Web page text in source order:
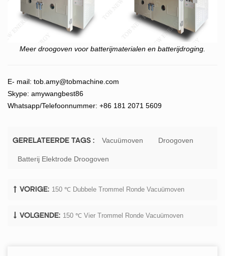
Meer droogoven voor batterijmaterialen en batterijdroging.
E- mail: tob.amy@tobmachine.com
Skype: amywangbest86
Whatsapp/Telefoonnummer: +86 181 2071 5609
GERELATEERDE TAGS : Vacuümoven Droogoven
Batterij Elektrode Droogoven
VORIGE: 150 ℃ Dubbele Trommel Ronde Vacuümoven
VOLGENDE: 150 ℃ Vier Trommel Ronde Vacuümoven